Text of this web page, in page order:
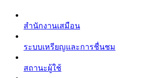
สำนักงานเสมือน
ระบบเหรียญและการชื่นชม
สถานะผู้ใช้